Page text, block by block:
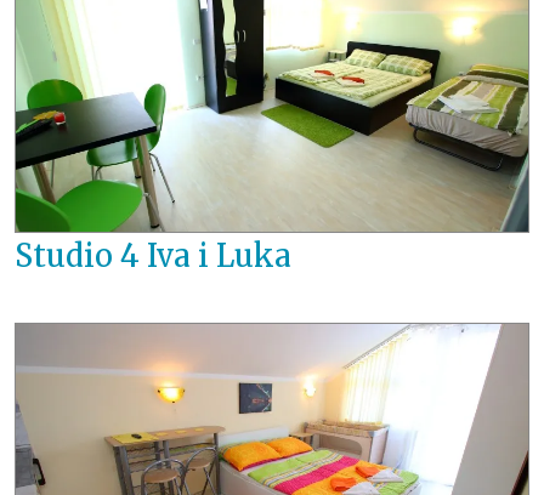
Studio 4 Iva i Luka